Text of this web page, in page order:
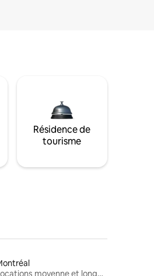
Résidence de
tourisme
Locations moyenne et longue durée